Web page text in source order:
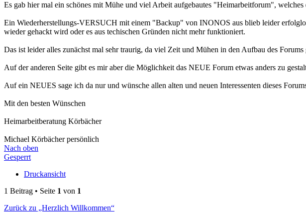
Es gab hier mal ein schönes mit Mühe und viel Arbeit aufgebautes "Heimarbeitforum",
Ein Wiederherstellungs-VERSUCH mit einem "Backup" von INONOS aus blieb leider
wieder gehackt wird oder es aus techischen Gründen nicht mehr funktioniert.
Das ist leider alles zunächst mal sehr traurig, da viel Zeit und Mühen in den Aufbau des Forums
Auf der anderen Seite gibt es mir aber die Möglichkeit das NEUE Forum etwas anders zu
Auf ein NEUES sage ich da nur und wünsche allen alten und neuen Interessenten dieses
Mit den besten Wünschen
Heimarbeitberatung Körbächer
Michael Körbächer persönlich
Nach oben
Gesperrt
Druckansicht
1 Beitrag • Seite 1 von 1
Zurück zu „Herzlich Willkommen“